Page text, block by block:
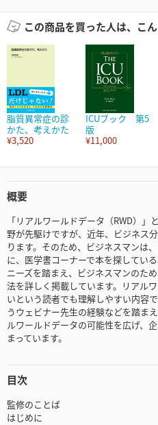
この商品を買った人は、こ
脂質異常症の診
かた、考えかた
¥3,520
ICUブック 第5
版
¥11,000
概要
「リアルワールドデータ（RWD）
野が先駆けですが、近年、ビジネス
ります。そのため、ビジネスマンは
に、医学書コーナーで本を探してい
ニーズを踏まえ、ビジネスマンのた
法を詳しく掲載しています。リアル
いという読者でも理解しやすい内容
うウェビナー先生の経験などを踏ま
ルワールドデータの可能性を広げ、
まっています。
目次
監修のことば
はじめに